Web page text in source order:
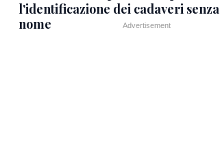
l'identificazione dei cadaveri senza
nome